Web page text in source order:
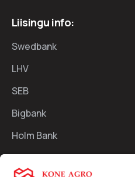
Liisingu info:
Swedbank
LHV
SEB
Bigbank
Holm Bank
Kiirlingid: